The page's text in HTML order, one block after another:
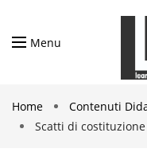
Menu
Home Contenuti
Scatti di costituzione